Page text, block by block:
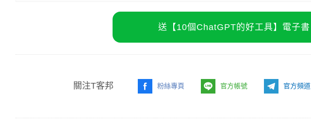
送【10個ChatGPT的好工具】電子書
關注T客邦 粉絲專頁 官方帳號 官方頻道